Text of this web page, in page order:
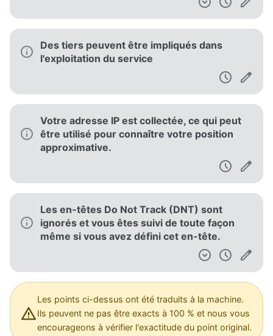
Des tiers peuvent être impliqués dans
l'exploitation du service
Votre adresse IP est collectée, ce qui peut
être utilisé pour connaître votre position
approximative.
Les en-têtes Do Not Track (DNT) sont
ignorés et vous êtes suivi de toute façon
même si vous avez défini cet en-tête.
Les points ci-dessus ont été traduits à la machine.
Ils peuvent ne pas être exacts à 100 % et nous vous
encourageons à vérifier l'exactitude du point original.